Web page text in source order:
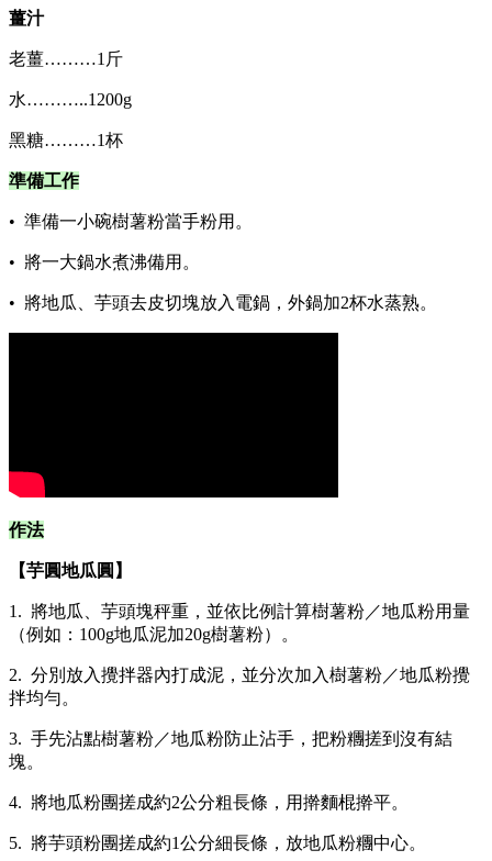
薑汁
老薑………1斤
水………..1200g
黑糖………1杯
準備工作
• 準備一小碗樹薯粉當手粉用。
• 將一大鍋水煮沸備用。
• 將地瓜、芋頭去皮切塊放入電鍋，外鍋加2杯水蒸熟。
作法
【芋圓地瓜圓】​
1. 將地瓜、芋頭塊秤重，並依比例計算樹薯粉／地瓜粉用量
（例如：100g地瓜泥加20g樹薯粉）。
2. 分別放入攪拌器內打成泥，並分次加入樹薯粉／地瓜粉攪
拌均勻。
3. 手先沾點樹薯粉／地瓜粉防止沾手，把粉糰搓到沒有結
塊。
4. 將地瓜粉團搓成約2公分粗長條，用擀麵棍擀平。
5. 將芋頭粉團搓成約1公分細長條，放地瓜粉糰中心。